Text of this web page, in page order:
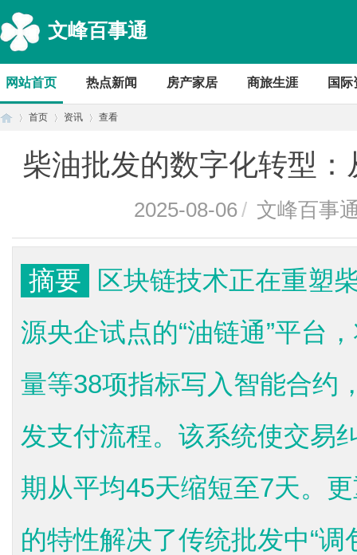
文峰百事通
网站首页 热点新闻 房产家居 商旅生涯 国际
首页 资讯 查看
柴油批发的数字化转型
2025-08-06/ 文峰百事
摘要
区块链技术正在重塑
源央企试点的“油链通”平台
量等38项指标写入智能合约
发支付流程。该系统使交易
期从平均45天缩短至7天。
的特性解决了传统批发中“